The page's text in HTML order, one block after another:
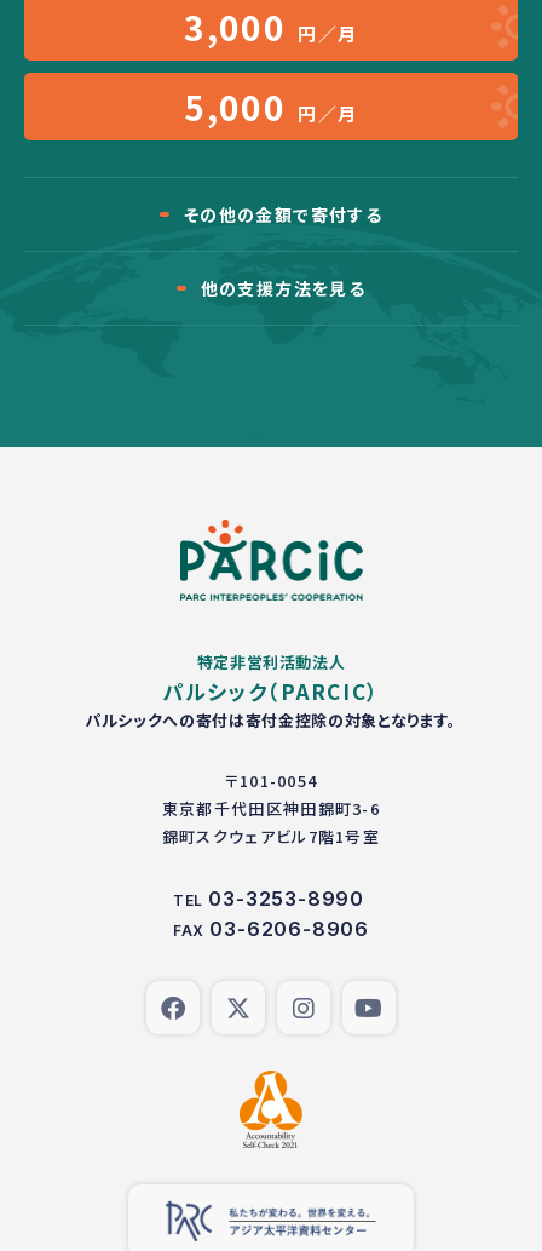
3,000 円／月
5,000 円／月
その他の金額で寄付する
他の支援方法を見る
特定非営利活動法人
パルシック（PARCIC）
パルシックへの寄付は寄付金控除の対象となります。
〒101-0054
東京都千代田区神田錦町3-6
錦町スクウェアビル7階1号室
TEL 03-3253-8990
FAX 03-6206-8906